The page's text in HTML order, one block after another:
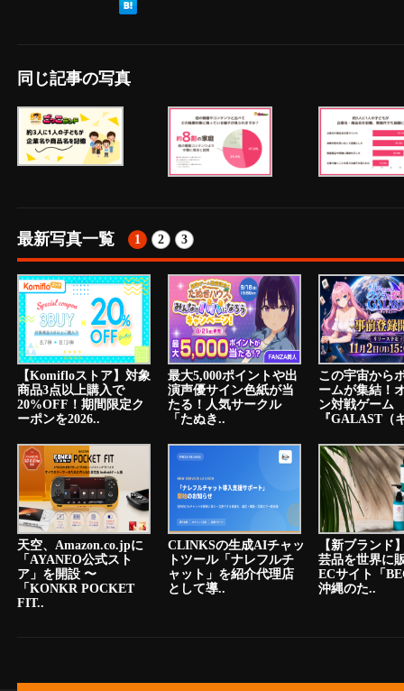
同じ記事の写真
最新写真一覧 1 2 3
【Komifloストア】対象
商品3点以上購入で
20%OFF！期間限定ク
ーポンを2026..
最大5,000ポイントや出
演声優サイン色紙が当
たる！人気サークル
「たぬき..
この宇宙から
ームが集結！
ン対戦ゲーム
『GALAST（
天空、Amazon.co.jpに
「AYANEO公式スト
ア」を開設 〜
「KONKR POCKET
FIT..
CLINKSの生成AIチャッ
トツール「ナレフルチ
ャット」を紹介代理店
として導..
【新ブランド
芸品を世界に
ECサイト「
沖縄のた..